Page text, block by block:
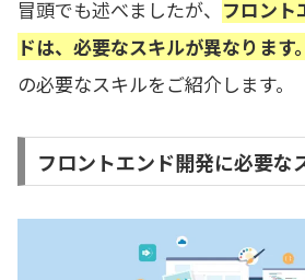
冒頭でも述べましたが、 フロント
ドは、必要なスキルが異なります。
の必要なスキルをご紹介します。
フロントエンド開発に必要な